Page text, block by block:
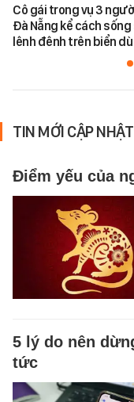
Cô gái trong vụ 3
Đà Nẵng kể cách
lênh đênh trên biển
TIN MỚI CẬP NHẬT
Điểm yếu của
5 lý do nên
tức